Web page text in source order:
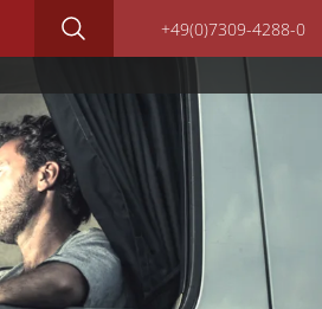
+49(0)7309-4288-0